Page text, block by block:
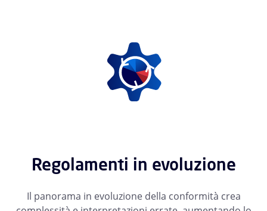
Regolamenti in evoluzione
Il panorama in evoluzione della conformità crea